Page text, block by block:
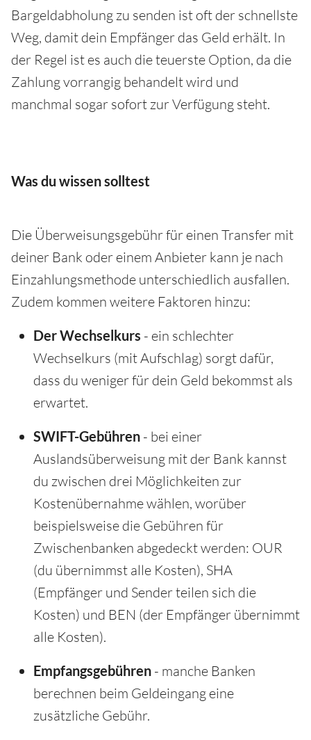
Bargeldabholung zu senden ist oft der schnellste
Weg, damit dein Empfänger das Geld erhält. In
der Regel ist es auch die teuerste Option, da die
Zahlung vorrangig behandelt wird und
manchmal sogar sofort zur Verfügung steht.
Was du wissen solltest
Die Überweisungsgebühr für einen Transfer mit
deiner Bank oder einem Anbieter kann je nach
Einzahlungsmethode unterschiedlich ausfallen.
Zudem kommen weitere Faktoren hinzu:
Der Wechselkurs - ein schlechter
Wechselkurs (mit Aufschlag) sorgt dafür,
dass du weniger für dein Geld bekommst als
erwartet.
SWIFT-Gebühren - bei einer
Auslandsüberweisung mit der Bank kannst
du zwischen drei Möglichkeiten zur
Kostenübernahme wählen, worüber
beispielsweise die Gebühren für
Zwischenbanken abgedeckt werden: OUR
(du übernimmst alle Kosten), SHA
(Empfänger und Sender teilen sich die
Kosten) und BEN (der Empfänger übernimmt
alle Kosten).
Empfangsgebühren - manche Banken
berechnen beim Geldeingang eine
zusätzliche Gebühr.